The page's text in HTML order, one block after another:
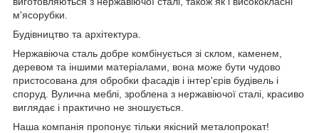
м'ясорубки.
Будівництво та архітектура.
Нержавіюча сталь добре комбінується зі склом, каменем,
деревом та іншими матеріалами, вона може бути чудово
пристосована для обробки фасадів і інтер'єрів будівель і
споруд. Вулична меблі, зроблена з нержавіючої сталі, красиво
виглядає і практично не зношується.
Наша компанія пропонує тільки якісний металопрокат!